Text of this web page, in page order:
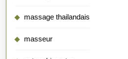
massage thailandais
masseur